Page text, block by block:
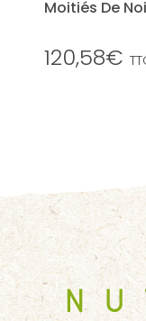
Moitiés De
120,58€